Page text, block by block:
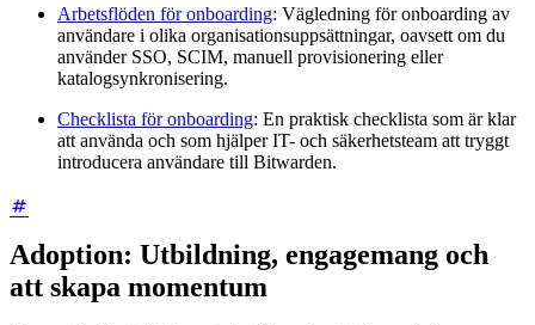
Arbetsflöden för onboarding: Vägledning för onboarding av
användare i olika organisationsuppsättningar, oavsett om du
använder SSO, SCIM, manuell provisionering eller
katalogsynkronisering.
Checklista för onboarding: En praktisk checklista som är klar
att använda och som hjälper IT- och säkerhetsteam att tryggt
introducera användare till Bitwarden.
Adoption: Utbildning, engagemang och
att skapa momentum